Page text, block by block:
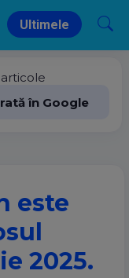
Ultimele
în Google
este
2025.